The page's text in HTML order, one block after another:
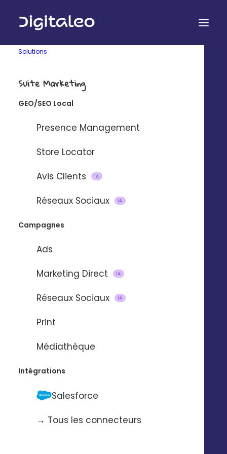
Solutions
Suite Marketing
GEO/SEO Local
Presence Management
Store Locator
Avis Clients
IA
Réseaux Sociaux IA
Campagnes
Ads
Marketing Direct
IA
Réseaux Sociaux IA
Print
Médiathèque
Intégrations
Salesforce
→ Tous les connecteurs
Cas clients express
CAS CLIENTS
Création de pages
Facebook et